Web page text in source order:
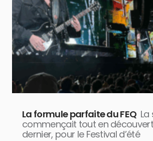
La formule parfaite du FEQ La
commençait tout en
dernier, pour le Festival d’été